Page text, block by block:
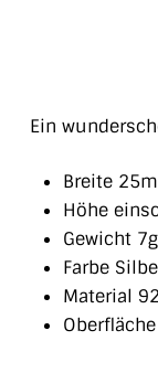
Ein
Breite
Höhe
Gewicht 7g
Farbe
Material